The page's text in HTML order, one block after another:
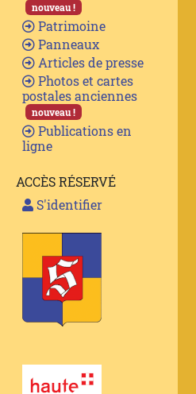
nouveau !
Patrimoine
Panneaux
Articles de presse
Photos et cartes
postales anciennes
nouveau !
Publications en
ligne
ACCÈS RÉSERVÉ
S'identifier